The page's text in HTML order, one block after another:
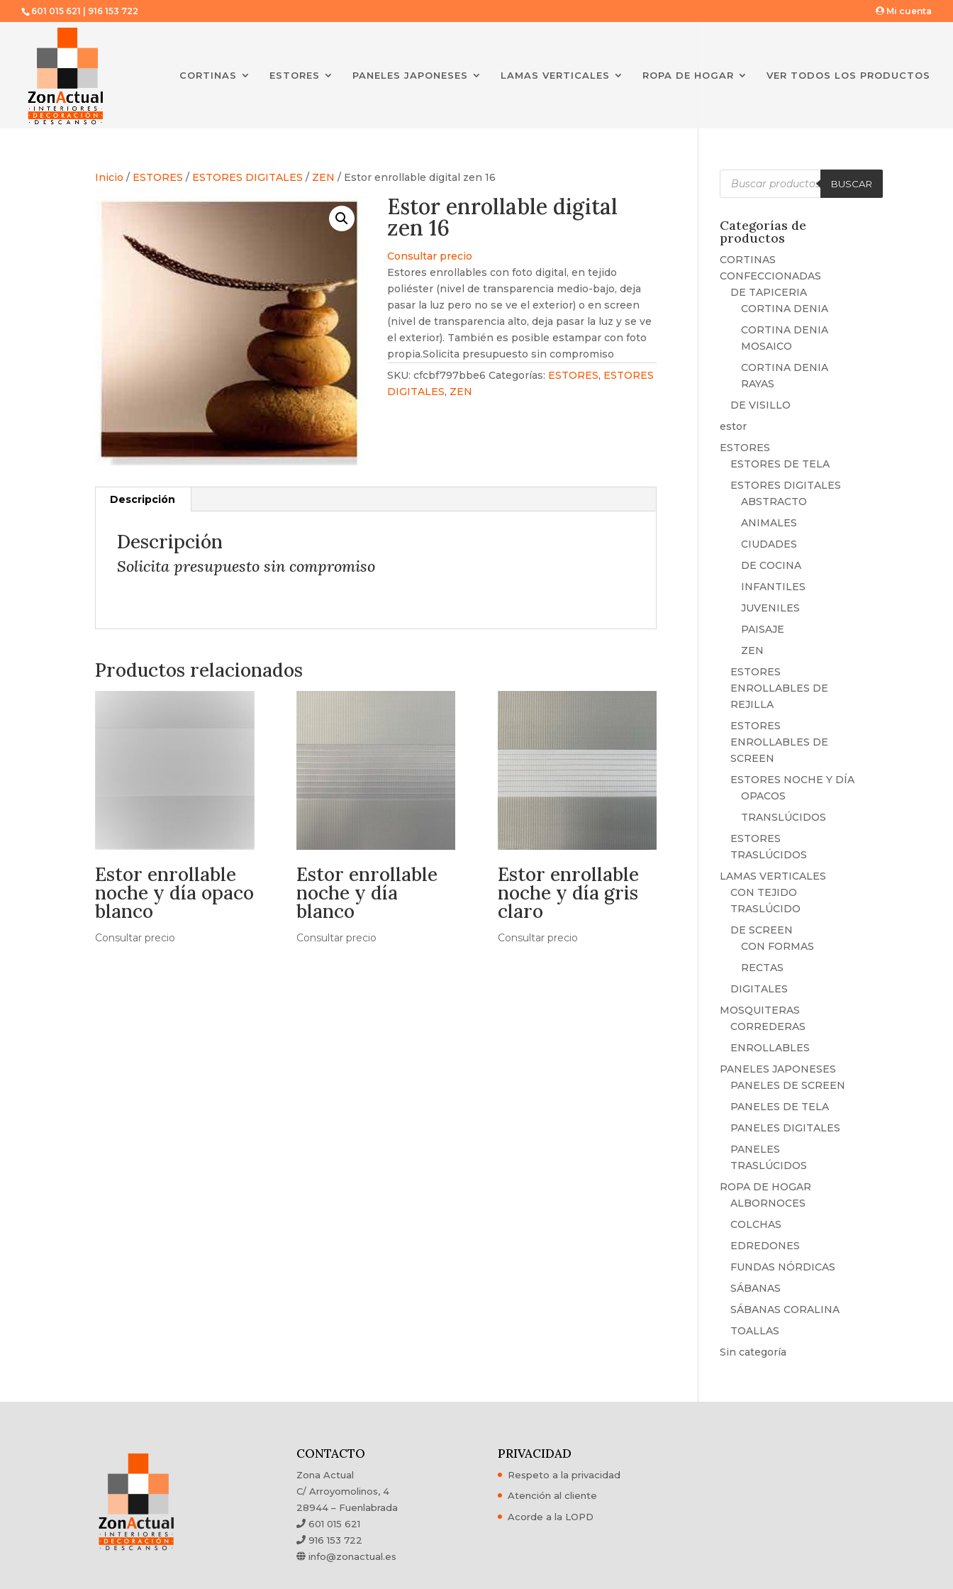
601 015 621 | 916 153 722 Mi cuenta
CORTINAS ESTORES PANELES JAPONESES LAMAS VERTICALES ROPA DE HOGAR VER TODOS LOS PRODUCTOS
Inicio / ESTORES / ESTORES DIGITALES / ZEN / Estor enrollable digital zen 16
Estor enrollable digital
zen 16
Consultar precio
Estores enrollables con foto digital, en tejido
poliéster (nivel de transparencia medio-bajo, deja
pasar la luz pero no se ve el exterior) o en screen
(nivel de transparencia alto, deja pasar la luz y se ve
el exterior). También es posible estampar con foto
propia.Solicita presupuesto sin compromiso
SKU:cfcbf797bbe6 Categorías: ESTORES, ESTORES
DIGITALES, ZEN
Descripción
Descripción
Solicita presupuesto sin compromiso
Productos relacionados
Estor enrollable
noche y día opaco
blanco
Consultar precio
Estor enrollable
noche y día
blanco
Consultar precio
Estor enrollable
noche y día gris
claro
Consultar precio
Búsqueda
de
productos
BUSCAR
Categorías de
productos
CORTINAS
CONFECCIONADAS
DE TAPICERIA
CORTINA DENIA
CORTINA DENIA
MOSAICO
CORTINA DENIA
RAYAS
DE VISILLO
estor
ESTORES
ESTORES DE TELA
ESTORES DIGITALES
ABSTRACTO
ANIMALES
CIUDADES
DE COCINA
INFANTILES
JUVENILES
PAISAJE
ZEN
ESTORES
ENROLLABLES DE
REJILLA
ESTORES
ENROLLABLES DE
SCREEN
ESTORES NOCHE Y DÍA
OPACOS
TRANSLÚCIDOS
ESTORES
TRASLÚCIDOS
LAMAS VERTICALES
CON TEJIDO
TRASLÚCIDO
DE SCREEN
CON FORMAS
RECTAS
DIGITALES
MOSQUITERAS
CORREDERAS
ENROLLABLES
PANELES JAPONESES
PANELES DE SCREEN
PANELES DE TELA
PANELES DIGITALES
PANELES
TRASLÚCIDOS
ROPA DE HOGAR
ALBORNOCES
COLCHAS
EDREDONES
FUNDAS NÓRDICAS
SÁBANAS
SÁBANAS CORALINA
TOALLAS
Sin categoría
CONTACTO
Zona Actual
C/ Arroyomolinos, 4
28944 – Fuenlabrada
601 015 621
916 153 722
info@zonactual.es
PRIVACIDAD
Respeto a la privacidad
Atención al cliente
Acorde a la LOPD